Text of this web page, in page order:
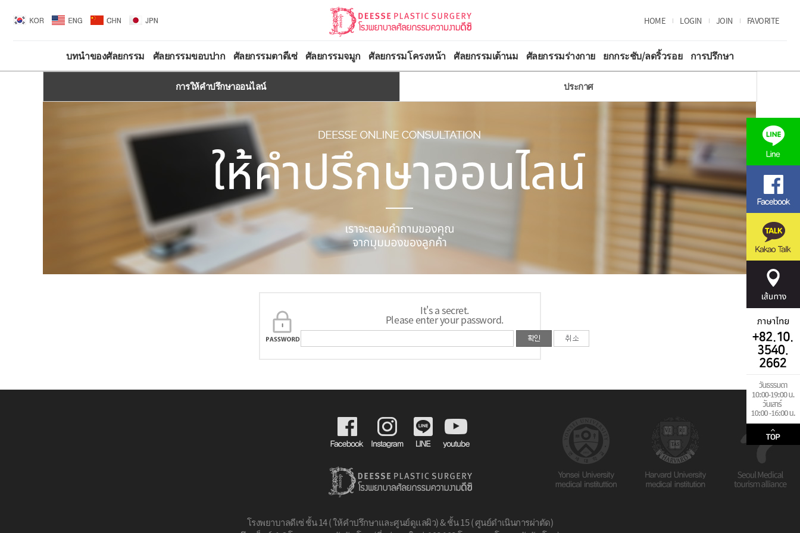
HOME LOGIN JOIN FAVORITE
บทนำของศัลยกรรม ศัลยกรรมขอบปาก ศัลยกรรมตาดีเซ่ ศัลยกรรมจมูก ศัลยกรรมโครงหน้า ศัลยกรรมเต้านม ศัลยกรรมร่างกาย ยกกระชับ/ลดริ้วรอย การปรึกษา
การให้คำปรึกษาออนไลน์ ประกาศ
It's a secret.
Please enter your password.
โรงพยาบาลดีเซ่ ชั้น 14 ( ให้คำปรึกษาและศูนย์ดูแลผิว) & ชั้น 15 ( ศูนย์ดำเนินการผ่าตัด)